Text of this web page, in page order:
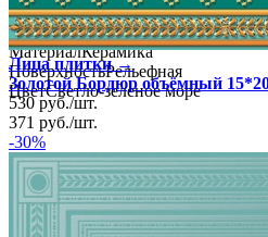
Свойства
НазначениеВанная комната
МатериалКерамика
ПоверхностьРельефная
ЦветСветло-зеленое море
Лица плитки →
Золотой Бордюр объёмный 15*20
530 руб./шт.
371 руб./шт.
-30%